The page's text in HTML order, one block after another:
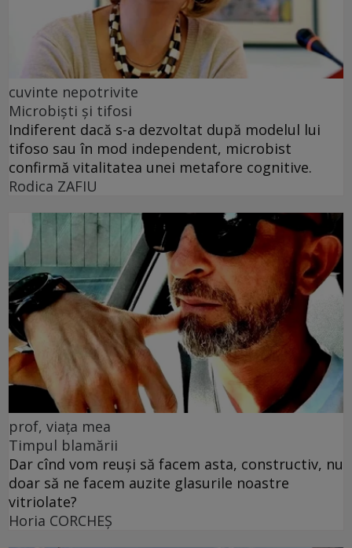
cuvinte nepotrivite
Microbiști și tifosi
Indiferent dacă s-a dezvoltat după modelul lui
tifoso sau în mod independent, microbist
confirmă vitalitatea unei metafore cognitive.
Rodica ZAFIU
prof, viața mea
Timpul blamării
Dar cînd vom reuși să facem asta, constructiv, nu
doar să ne facem auzite glasurile noastre
vitriolate?
Horia CORCHEŞ